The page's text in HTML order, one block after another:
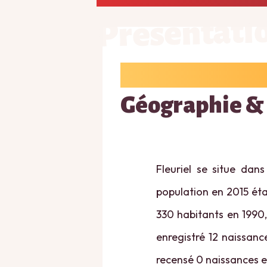
Géographie
Fleuriel se situe
population en 2015
330 habitants en
enregistré 12
recensé 0 naissances